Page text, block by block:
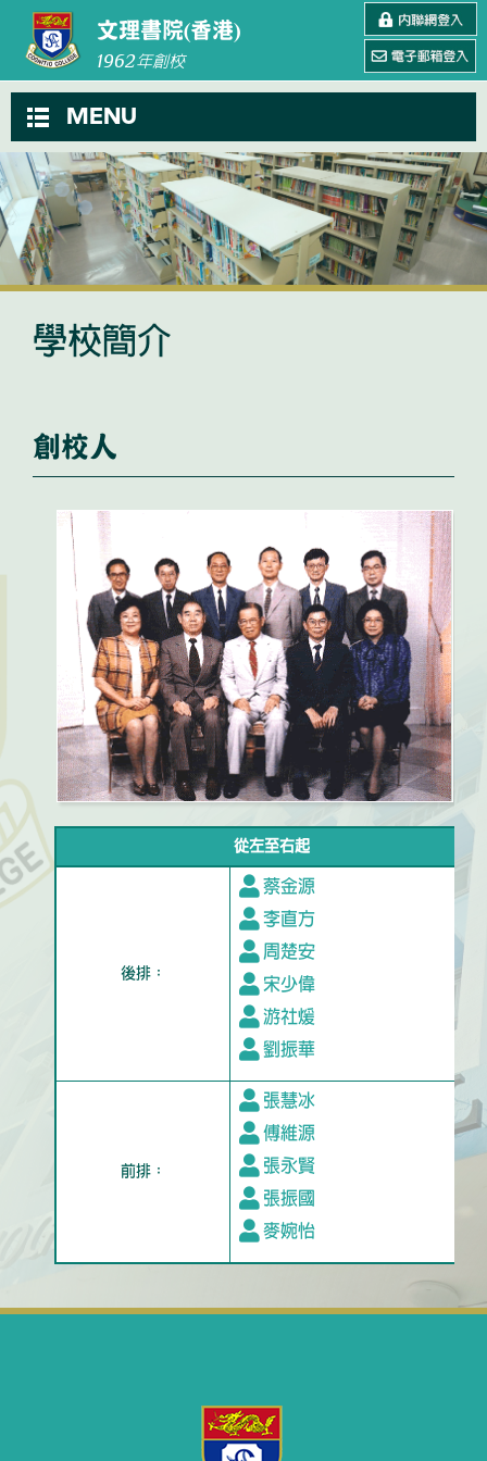
文理書院(香港)
1962年創校
MENU
學校簡介
創校人
從左至右起
後排：
蔡金源
李直方
周楚安
宋少偉
游社煖
劉振華
前排：
張慧冰
傅維源
張永賢
張振國
麥婉怡